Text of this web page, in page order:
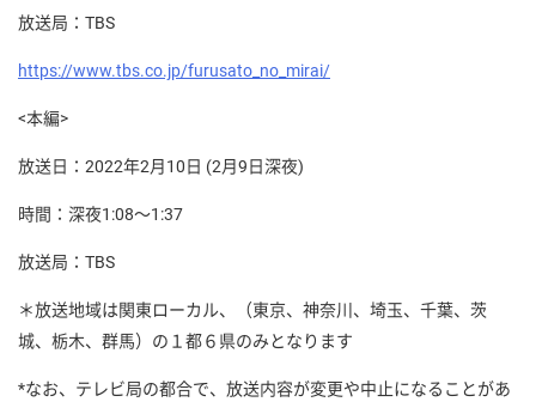
放送局：TBS
https://www.tbs.co.jp/furusato_no_mirai/
<本編>
放送日：2022年2月10日 (2月9日深夜)
時間：深夜1:08～1:37
放送局：TBS
＊放送地域は関東ローカル、（東京、神奈川、埼玉、千葉、茨
城、栃木、群馬）の１都６県のみとなります
*なお、テレビ局の都合で、放送内容が変更や中止になることがあ